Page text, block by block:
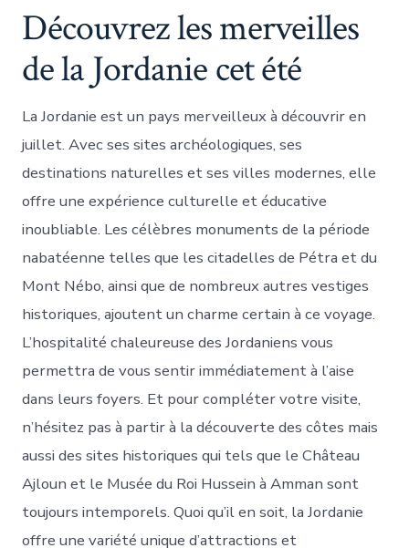
Découvrez les merveilles
de la Jordanie cet été
La Jordanie est un pays merveilleux à découvrir en
juillet. Avec ses sites archéologiques, ses
destinations naturelles et ses villes modernes, elle
offre une expérience culturelle et éducative
inoubliable. Les célèbres monuments de la période
nabatéenne telles que les citadelles de Pétra et du
Mont Nébo, ainsi que de nombreux autres vestiges
historiques, ajoutent un charme certain à ce voyage.
L’hospitalité chaleureuse des Jordaniens vous
permettra de vous sentir immédiatement à l’aise
dans leurs foyers. Et pour compléter votre visite,
n’hésitez pas à partir à la découverte des côtes mais
aussi des sites historiques qui tels que le Château
Ajloun et le Musée du Roi Hussein à Amman sont
toujours intemporels. Quoi qu’il en soit, la Jordanie
offre une variété unique d’attractions et